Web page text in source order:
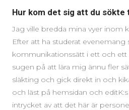
Hur kom det sig att du sökte
Jag ville bredda mina vyer inom
Efter att ha studerat evenemang
kommunikationssätt i ett och ett
sugen på att lära mig ännu fler
släkting och gick direkt in och
och läst på hemsidan och
intrycket av att det här är